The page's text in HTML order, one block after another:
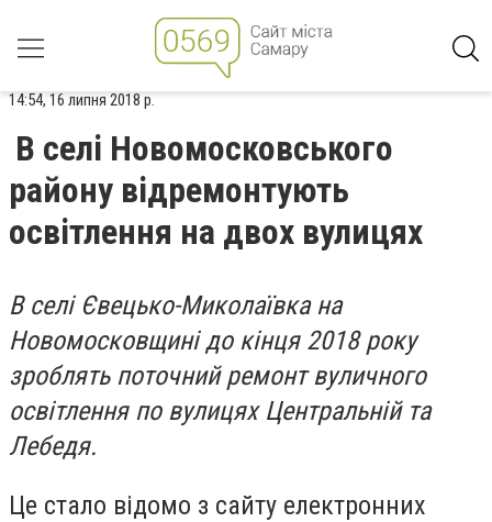
14:54, 16 липня 2018 р.
В селі Новомосковського
району відремонтують
освітлення на двох вулицях
В селі Євецько-Миколаївка на
Новомосковщині до кінця 2018 року
зроблять поточний ремонт вуличного
освітлення по вулицях Центральній та
Лебедя.
Це стало відомо з сайту електронних